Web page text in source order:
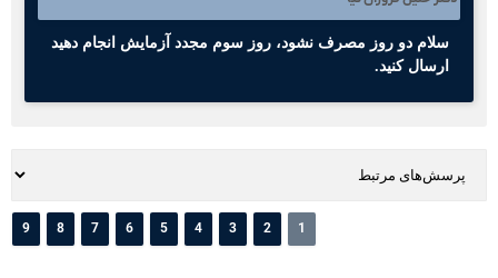
سلام دو روز مصرف نشود، روز سوم مجدد آزمایش انجام دهید
ارسال کنید.
1
2
3
4
5
6
7
8
9